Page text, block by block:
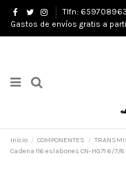
Tlfn: 659708963
Gastos de envíos gratis a
Inicio COMPONENTES
Cadena 116 eslabones CN-HG71 6/7/